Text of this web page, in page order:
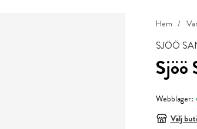
Hem
SJÖÖ
Sjöö
Webblager:
Välj